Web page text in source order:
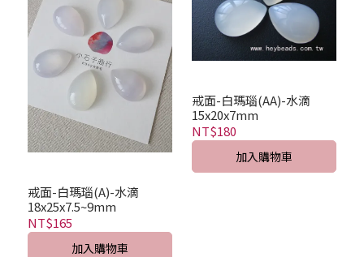
戒面-白瑪瑙(A)-水滴
18x25x7.5~9mm
NT$165
加入購物車
戒面-白瑪瑙(AA)-水滴
15x20x7mm
NT$180
加入購物車